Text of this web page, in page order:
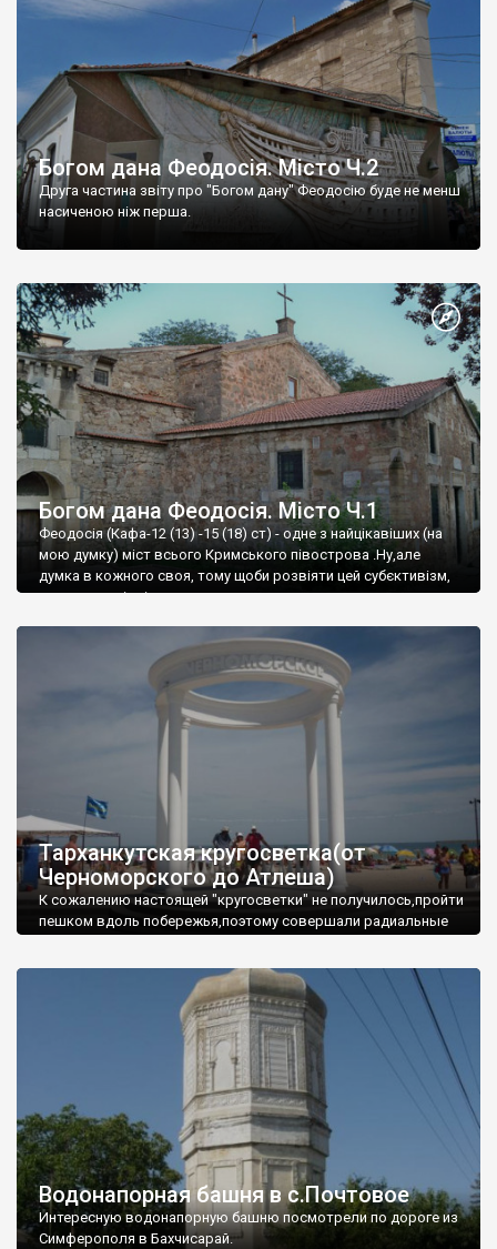
Богом дана Феодосія. Місто Ч.2
Друга частина звіту про "Богом дану" Феодосію буде не менш
насиченою ніж перша.
Богом дана Феодосія. Місто Ч.1
Феодосія (Кафа-12 (13) -15 (18) ст) - одне з найцікавіших (на
мою думку) міст всього Кримського півострова .Ну,але
думка в кожного своя, тому щоби розвіяти цей субєктивізм,
запрошую відвідати це
Тарханкутская кругосветка(от
Черноморского до Атлеша)
К сожалению настоящей "кругосветки" не получилось,пройти
пешком вдоль побережья,поэтому совершали радиальные
Водонапорная башня в с.Почтовое
Интересную водонапорную башню посмотрели по дороге из
Симферополя в Бахчисарай.